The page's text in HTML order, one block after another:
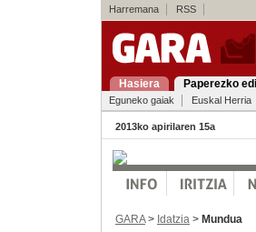
Harremana RSS
Hasiera Paperezko
Eguneko gaiak Euskal Herria
2013ko apirilaren 15a
GARA> Idatzia > Mundua